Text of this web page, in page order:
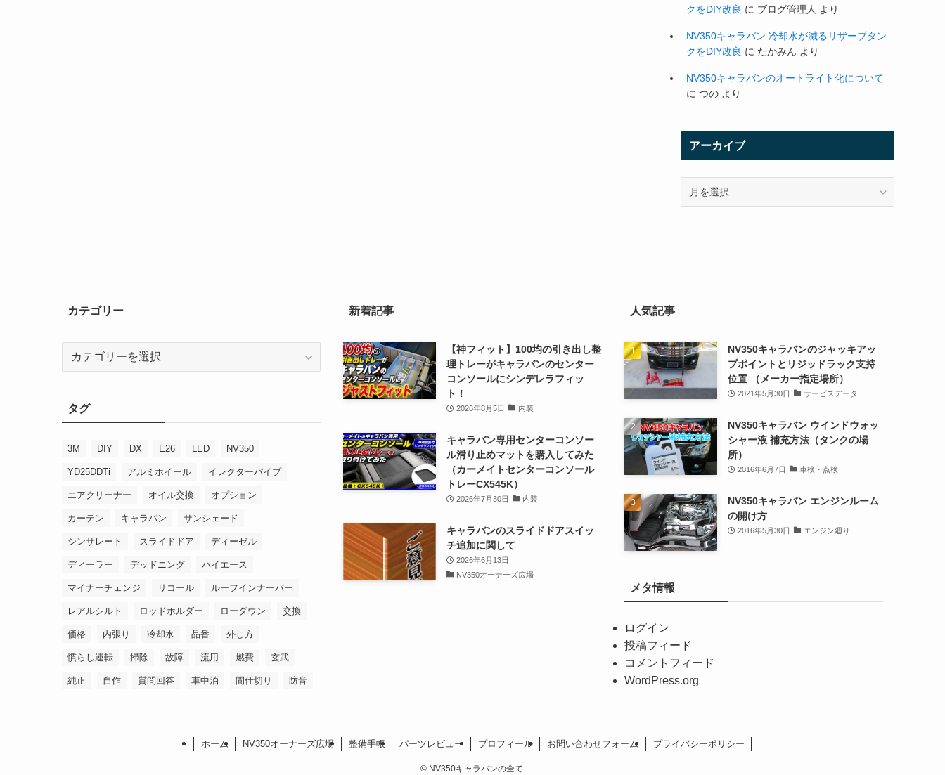
クをDIY改良 に ブログ管理人 より
NV350キャラバン 冷却水が減るリザーブタン
クをDIY改良 に たかみん より
NV350キャラバンのオートライト化について
に つの より
アーカイブ
カテゴリー
リ
ー
タグ
3M DIY DX E26 LED NV350
YD25DDTi アルミホイール イレクターパイプ
エアクリーナー オイル交換 オプション
カーテン キャラバン サンシェード
シンサレート スライドドア ディーゼル
ディーラー デッドニング ハイエース
マイナーチェンジ リコール ルーフインナーバー
レアルシルト ロッドホルダー ローダウン 交換
価格 内張り 冷却水 品番 外し方
慣らし運転 掃除 故障 流用 燃費 玄武
純正 自作 質問回答 車中泊 間仕切り 防音
新着記事
【神フィット】100均の引き出し整
理トレーがキャラバンのセンター
コンソールにシンデレラフィッ
ト！
2026年8月5日 内装
キャラバン専用センターコンソー
ル滑り止めマットを購入してみた
（カーメイトセンターコンソール
トレーCX545K）
2026年7月30日 内装
キャラバンのスライドドアスイッ
チ追加に関して
2026年6月13日
NV350オーナーズ広場
人気記事
NV350キャラバンのジャッキアッ
プポイントとリジッドラック支持
位置 （メーカー指定場所）
2021年5月30日 サービスデータ
NV350キャラバン ウインドウォッ
シャー液 補充方法（タンクの場
所）
2016年6月7日 車検・点検
NV350キャラバン エンジンルーム
の開け方
2016年5月30日 エンジン廻り
メタ情報
ログイン
投稿フィード
コメントフィード
WordPress.org
ホーム NV350オーナーズ広場 整備手帳 パーツレビュー プロフィール お問い合わせフォーム プライバシーポリシー
©NV350キャラバンの全て.